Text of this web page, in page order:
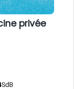
privée
SdB